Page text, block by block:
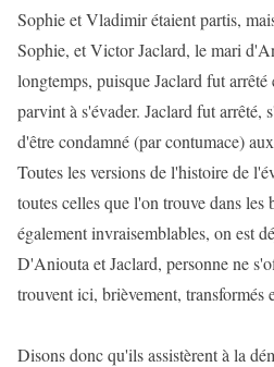
Sophie et Vladimir étaient partis,
Sophie, et Victor Jaclard, le mari
longtemps, puisque Jaclard fut
parvint à s'évader. Jaclard fut arrêté,
d'être condamné (par contumace)
Toutes les versions de l'histoire de
toutes celles que l'on trouve dans les
également invraisemblables, on est
D'Aniouta et Jaclard, personne ne
trouvent ici, brièvement, transformés
Disons donc qu'ils assistèrent à la